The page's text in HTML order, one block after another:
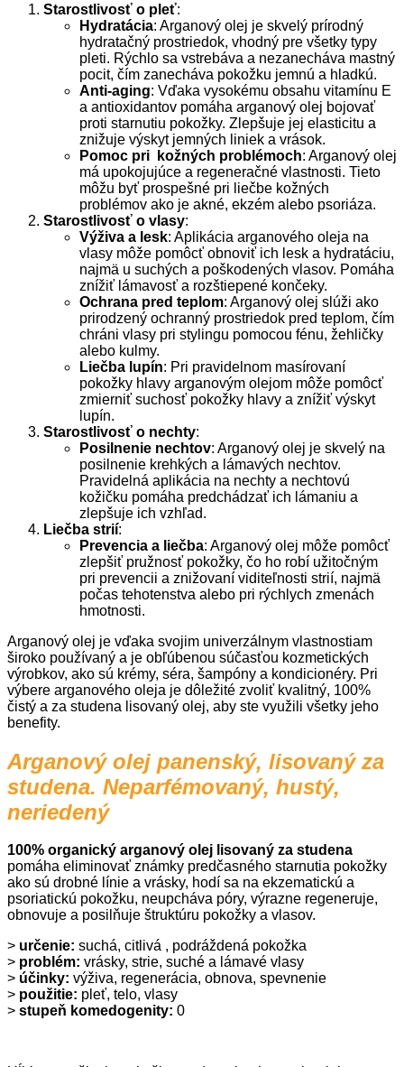
Starostlivosť o pleť:
Hydratácia: Arganový olej je skvelý prírodný
hydratačný prostriedok, vhodný pre všetky typy
pleti. Rýchlo sa vstrebáva a nezanecháva mastný
pocit, čím zanecháva pokožku jemnú a hladkú.
Anti-aging: Vďaka vysokému obsahu vitamínu E
a antioxidantov pomáha arganový olej bojovať
proti starnutiu pokožky. Zlepšuje jej elasticitu a
znižuje výskyt jemných liniek a vrások.
Pomoc pri kožných problémoch: Arganový olej
má upokojujúce a regeneračné vlastnosti. Tieto
môžu byť prospešné pri liečbe kožných
problémov ako je akné, ekzém alebo psoriáza.
Starostlivosť o vlasy:
Výživa a lesk: Aplikácia arganového oleja na
vlasy môže pomôcť obnoviť ich lesk a hydratáciu,
najmä u suchých a poškodených vlasov. Pomáha
znížiť lámavosť a rozštiepené končeky.
Ochrana pred teplom: Arganový olej slúži ako
prirodzený ochranný prostriedok pred teplom, čím
chráni vlasy pri stylingu pomocou fénu, žehličky
alebo kulmy.
Liečba lupín: Pri pravidelnom masírovaní
pokožky hlavy arganovým olejom môže pomôcť
zmierniť suchosť pokožky hlavy a znížiť výskyt
lupín.
Starostlivosť o nechty:
Posilnenie nechtov: Arganový olej je skvelý na
posilnenie krehkých a lámavých nechtov.
Pravidelná aplikácia na nechty a nechtovú
kožičku pomáha predchádzať ich lámaniu a
zlepšuje ich vzhľad.
Liečba strií:
Prevencia a liečba: Arganový olej môže pomôcť
zlepšiť pružnosť pokožky, čo ho robí užitočným
pri prevencii a znižovaní viditeľnosti strií, najmä
počas tehotenstva alebo pri rýchlych zmenách
hmotnosti.
Arganový olej je vďaka svojim univerzálnym vlastnostiam
široko používaný a je obľúbenou súčasťou kozmetických
výrobkov, ako sú krémy, séra, šampóny a kondicionéry. Pri
výbere arganového oleja je dôležité zvoliť kvalitný, 100%
čistý a za studena lisovaný olej, aby ste využili všetky jeho
benefity.
Arganový olej panenský, lisovaný za
studena. Neparfémovaný, hustý,
neriedený
100% organický arganový olej lisovaný za studena
pomáha eliminovať známky predčasného starnutia pokožky
ako sú drobné línie a vrásky, hodí sa na ekzematickú a
psoriatickú pokožku, neupcháva póry, výrazne regeneruje,
obnovuje a posilňuje štruktúru pokožky a vlasov.
> určenie: suchá, citlivá , podráždená pokožka
> problém: vrásky, strie, suché a lámavé vlasy
> účinky: výživa, regenerácia, obnova, spevnenie
> použitie: pleť, telo, vlasy
> stupeň komedogenity: 0